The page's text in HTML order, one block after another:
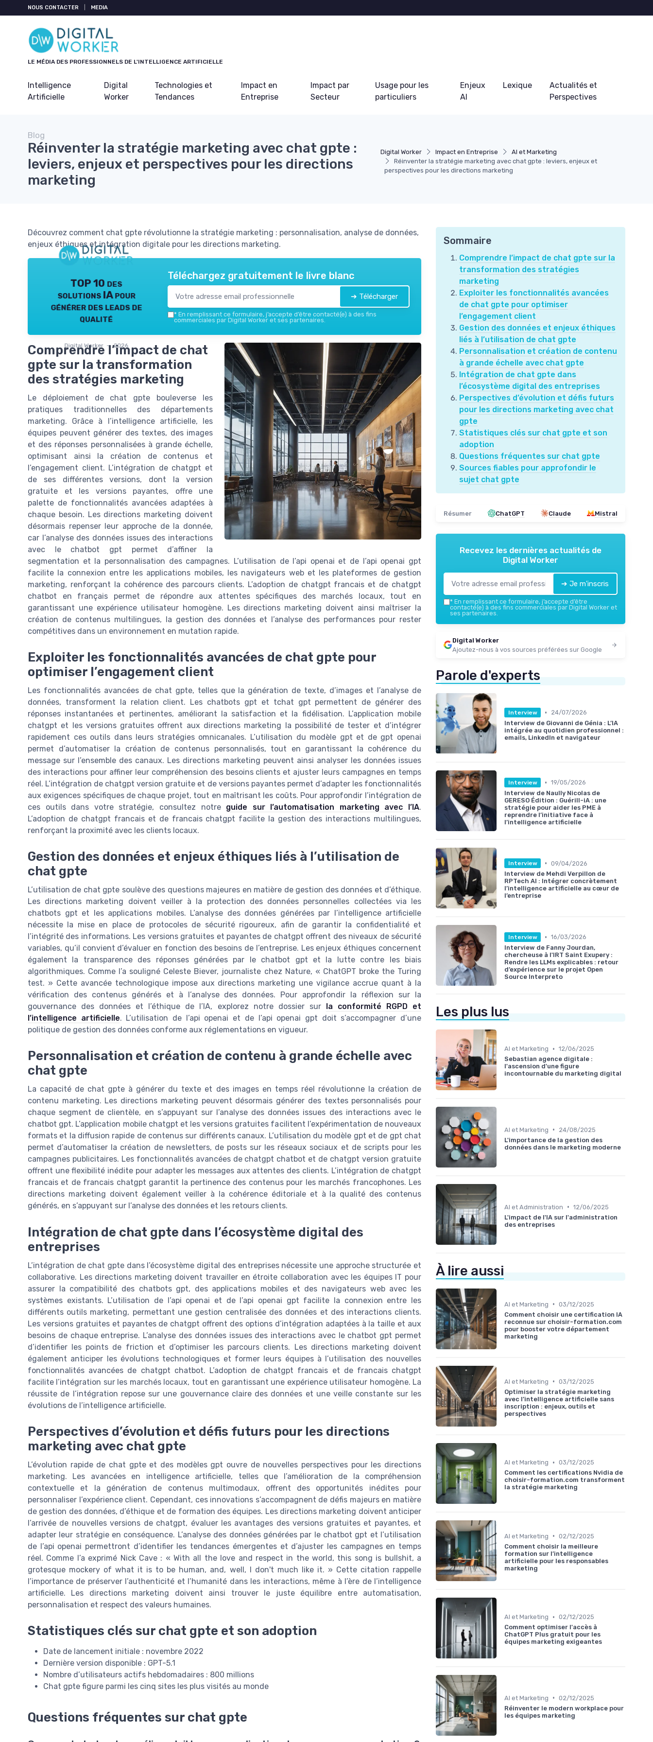
NOUS CONTACTER MEDIA
LE MÉDIA DES PROFESSIONNELS DE L'INTELLIGENCE ARTIFICIELLE
Intelligence
Artificielle
Digital
Worker
Technologies et
Tendances
Impact en
Entreprise
Impact par
Secteur
Usage pour les
particuliers
Enjeux
AI
Lexique
Actualités et
Perspectives
Digital Worker Impact en Entreprise
AI et Marketing
Réinventer la stratégie marketing avec chat gpte : leviers, enjeux et
perspectives pour les directions marketing
Blog
Réinventer la stratégie marketing avec chat gpte :
leviers, enjeux et perspectives pour les directions
marketing
Découvrez comment chat gpte révolutionne la stratégie marketing : personnalisation, analyse de données,
enjeux éthiques et intégration digitale pour les directions marketing.
TOP 10 des
solutions IA pour
générer des leads de
qualité
Digital Worker — 2026
Téléchargez gratuitement le livre blanc
➔ Télécharger
* En remplissant ce formulaire, j’accepte d’être contacté(e) à des fins
commerciales par Digital Worker et ses partenaires.
Comprendre l’impact de chat
gpte sur la transformation
des stratégies marketing
Le déploiement de chat gpte bouleverse les
pratiques traditionnelles des départements
marketing. Grâce à l’intelligence artificielle, les
équipes peuvent générer des textes, des images
et des réponses personnalisées à grande échelle,
optimisant ainsi la création de contenus et
l’engagement client. L’intégration de chatgpt et
de ses différentes versions, dont la version
gratuite et les versions payantes, offre une
palette de fonctionnalités avancées adaptées à
chaque besoin. Les directions marketing doivent
désormais repenser leur approche de la donnée,
car l’analyse des données issues des interactions
avec le chatbot gpt permet d’affiner la
segmentation et la personnalisation des campagnes. L’utilisation de l’api openai et de l’api openai gpt
facilite la connexion entre les applications mobiles, les navigateurs web et les plateformes de gestion
marketing, renforçant la cohérence des parcours clients. L’adoption de chatgpt francais et de chatgpt
chatbot en français permet de répondre aux attentes spécifiques des marchés locaux, tout en
garantissant une expérience utilisateur homogène. Les directions marketing doivent ainsi maîtriser la
création de contenus multilingues, la gestion des données et l’analyse des performances pour rester
compétitives dans un environnement en mutation rapide.
Exploiter les fonctionnalités avancées de chat gpte pour
optimiser l’engagement client
Les fonctionnalités avancées de chat gpte, telles que la génération de texte, d’images et l’analyse de
données, transforment la relation client. Les chatbots gpt et tchat gpt permettent de générer des
réponses instantanées et pertinentes, améliorant la satisfaction et la fidélisation. L’application mobile
chatgpt et les versions gratuites offrent aux directions marketing la possibilité de tester et d’intégrer
rapidement ces outils dans leurs stratégies omnicanales. L’utilisation du modèle gpt et de gpt openai
permet d’automatiser la création de contenus personnalisés, tout en garantissant la cohérence du
message sur l’ensemble des canaux. Les directions marketing peuvent ainsi analyser les données issues
des interactions pour affiner leur compréhension des besoins clients et ajuster leurs campagnes en temps
réel. L’intégration de chatgpt version gratuite et de versions payantes permet d’adapter les fonctionnalités
aux exigences spécifiques de chaque projet, tout en maîtrisant les coûts. Pour approfondir l’intégration de
ces outils dans votre stratégie, consultez notre guide sur l’automatisation marketing avec l’IA.
L’adoption de chatgpt francais et de francais chatgpt facilite la gestion des interactions multilingues,
renforçant la proximité avec les clients locaux.
Gestion des données et enjeux éthiques liés à l’utilisation de
chat gpte
L’utilisation de chat gpte soulève des questions majeures en matière de gestion des données et d’éthique.
Les directions marketing doivent veiller à la protection des données personnelles collectées via les
chatbots gpt et les applications mobiles. L’analyse des données générées par l’intelligence artificielle
nécessite la mise en place de protocoles de sécurité rigoureux, afin de garantir la confidentialité et
l’intégrité des informations. Les versions gratuites et payantes de chatgpt offrent des niveaux de sécurité
variables, qu’il convient d’évaluer en fonction des besoins de l’entreprise. Les enjeux éthiques concernent
également la transparence des réponses générées par le chatbot gpt et la lutte contre les biais
algorithmiques. Comme l’a souligné Celeste Biever, journaliste chez Nature, « ChatGPT broke the Turing
test. » Cette avancée technologique impose aux directions marketing une vigilance accrue quant à la
vérification des contenus générés et à l’analyse des données. Pour approfondir la réflexion sur la
gouvernance des données et l’éthique de l’IA, explorez notre dossier sur
la conformité RGPD et
l’intelligence artificielle. L’utilisation de l’api openai et de l’api openai gpt doit s’accompagner d’une
politique de gestion des données conforme aux réglementations en vigueur.
Personnalisation et création de contenu à grande échelle avec
chat gpte
La capacité de chat gpte à générer du texte et des images en temps réel révolutionne la création de
contenu marketing. Les directions marketing peuvent désormais générer des textes personnalisés pour
chaque segment de clientèle, en s’appuyant sur l’analyse des données issues des interactions avec le
chatbot gpt. L’application mobile chatgpt et les versions gratuites facilitent l’expérimentation de nouveaux
formats et la diffusion rapide de contenus sur différents canaux. L’utilisation du modèle gpt et de gpt chat
permet d’automatiser la création de newsletters, de posts sur les réseaux sociaux et de scripts pour les
campagnes publicitaires. Les fonctionnalités avancées de chatgpt chatbot et de chatgpt version gratuite
offrent une flexibilité inédite pour adapter les messages aux attentes des clients. L’intégration de chatgpt
francais et de francais chatgpt garantit la pertinence des contenus pour les marchés francophones. Les
directions marketing doivent également veiller à la cohérence éditoriale et à la qualité des contenus
générés, en s’appuyant sur l’analyse des données et les retours clients.
Intégration de chat gpte dans l’écosystème digital des
entreprises
L’intégration de chat gpte dans l’écosystème digital des entreprises nécessite une approche structurée et
collaborative. Les directions marketing doivent travailler en étroite collaboration avec les équipes IT pour
assurer la compatibilité des chatbots gpt, des applications mobiles et des navigateurs web avec les
systèmes existants. L’utilisation de l’api openai et de l’api openai gpt facilite la connexion entre les
différents outils marketing, permettant une gestion centralisée des données et des interactions clients.
Les versions gratuites et payantes de chatgpt offrent des options d’intégration adaptées à la taille et aux
besoins de chaque entreprise. L’analyse des données issues des interactions avec le chatbot gpt permet
d’identifier les points de friction et d’optimiser les parcours clients. Les directions marketing doivent
également anticiper les évolutions technologiques et former leurs équipes à l’utilisation des nouvelles
fonctionnalités avancées de chatgpt chatbot. L’adoption de chatgpt francais et de francais chatgpt
facilite l’intégration sur les marchés locaux, tout en garantissant une expérience utilisateur homogène. La
réussite de l’intégration repose sur une gouvernance claire des données et une veille constante sur les
évolutions de l’intelligence artificielle.
Perspectives d’évolution et défis futurs pour les directions
marketing avec chat gpte
L’évolution rapide de chat gpte et des modèles gpt ouvre de nouvelles perspectives pour les directions
marketing. Les avancées en intelligence artificielle, telles que l’amélioration de la compréhension
contextuelle et la génération de contenus multimodaux, offrent des opportunités inédites pour
personnaliser l’expérience client. Cependant, ces innovations s’accompagnent de défis majeurs en matière
de gestion des données, d’éthique et de formation des équipes. Les directions marketing doivent anticiper
l’arrivée de nouvelles versions de chatgpt, évaluer les avantages des versions gratuites et payantes, et
adapter leur stratégie en conséquence. L’analyse des données générées par le chatbot gpt et l’utilisation
de l’api openai permettront d’identifier les tendances émergentes et d’ajuster les campagnes en temps
réel. Comme l’a exprimé Nick Cave : « With all the love and respect in the world, this song is bullshit, a
grotesque mockery of what it is to be human, and, well, I don't much like it. » Cette citation rappelle
l’importance de préserver l’authenticité et l’humanité dans les interactions, même à l’ère de l’intelligence
artificielle. Les directions marketing doivent ainsi trouver le juste équilibre entre automatisation,
personnalisation et respect des valeurs humaines.
Statistiques clés sur chat gpte et son adoption
Date de lancement initiale : novembre 2022
Dernière version disponible : GPT-5.1
Nombre d’utilisateurs actifs hebdomadaires : 800 millions
Chat gpte figure parmi les cinq sites les plus visités au monde
Questions fréquentes sur chat gpte
Sommaire
Comprendre l’impact de chat gpte sur la
transformation des stratégies
marketing
Exploiter les fonctionnalités avancées
de chat gpte pour optimiser
l’engagement client
Gestion des données et enjeux éthiques
liés à l’utilisation de chat gpte
Personnalisation et création de contenu
à grande échelle avec chat gpte
Intégration de chat gpte dans
l’écosystème digital des entreprises
Perspectives d’évolution et défis futurs
pour les directions marketing avec chat
gpte
Statistiques clés sur chat gpte et son
adoption
Questions fréquentes sur chat gpte
Sources fiables pour approfondir le
sujet chat gpte
Résumer ChatGPT Claude Mistral
Recevez les dernières actualités de
Digital Worker
➔ Je m'inscris
* En remplissant ce formulaire, j’accepte d’être
contacté(e) à des fins commerciales par Digital Worker et
ses partenaires.
Digital Worker
Ajoutez-nous à vos sources préférées sur Google
Parole d'experts
Interview •
24/07/2026
Interview de Giovanni de Génia : L’IA
intégrée au quotidien professionnel :
emails, LinkedIn et navigateur
Interview • 19/05/2026
Interview de Naully Nicolas de
GERESO Édition : Guérill-iA : une
stratégie pour aider les PME à
reprendre l’initiative face à
l’intelligence artificielle
Interview • 09/04/2026
Interview de Mehdi Verpillon de
RPTech AI : Intégrer concrètement
l’intelligence artificielle au cœur de
l’entreprise
Interview • 16/03/2026
Interview de Fanny Jourdan,
chercheuse à l'IRT Saint Exupery :
Rendre les LLMs explicables : retour
d’expérience sur le projet Open
Source Interpreto
Les plus lus
AI et Marketing • 12/06/2025
Sebastian agence digitale :
l'ascension d'une figure
incontournable du marketing digital
AI et Marketing •
24/08/2025
L'importance de la gestion des
données dans le marketing moderne
AI et Administration • 12/06/2025
L'impact de l'IA sur l'administration
des entreprises
À lire aussi
AI et Marketing • 03/12/2025
Comment choisir une certification IA
reconnue sur choisir-formation.com
pour booster votre département
marketing
AI et Marketing • 03/12/2025
Optimiser la stratégie marketing
avec l’intelligence artificielle sans
inscription : enjeux, outils et
perspectives
AI et Marketing • 03/12/2025
Comment les certifications Nvidia de
choisir-formation.com transforment
la stratégie marketing
AI et Marketing • 02/12/2025
Comment choisir la meilleure
formation sur l’intelligence
artificielle pour les responsables
marketing
AI et Marketing • 02/12/2025
Comment optimiser l'accès à
ChatGPT Plus gratuit pour les
équipes marketing exigeantes
AI et Marketing • 02/12/2025
Réinventer le modern workplace pour
les équipes marketing
Panneau de gestion des cookies